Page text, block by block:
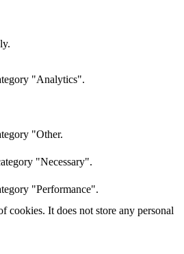
"Analytics".
"Other.
"Necessary".
"Performance".
cookies. It does not store any personal